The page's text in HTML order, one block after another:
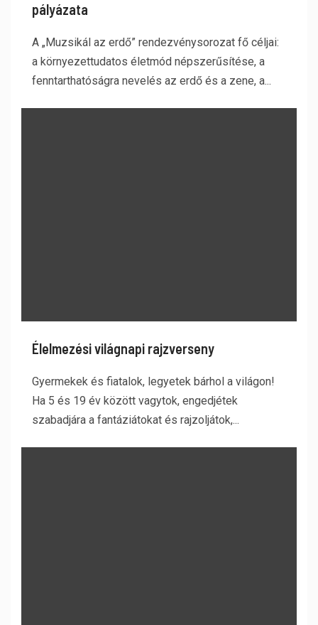
pályázata
A „Muzsikál az erdő” rendezvénysorozat fő céljai:
a környezettudatos életmód népszerűsítése, a
fenntarthatóságra nevelés az erdő és a zene, a...
Élelmezési világnapi rajzverseny
Gyermekek és fiatalok, legyetek bárhol a világon!
Ha 5 és 19 év között vagytok, engedjétek
szabadjára a fantáziátokat és rajzoljátok,...